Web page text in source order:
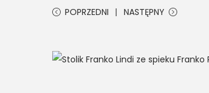
POPRZEDNI NASTĘPNY